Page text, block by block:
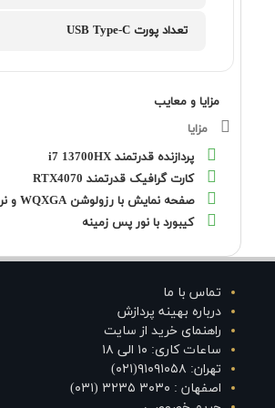
تعداد پورت USB Type-C
مزایا و معایب
مزایا
پردازنده قدرتمند i7 13700HX
کارت گرافیک قدرتمند RTX4070
صفحه نمایش با رزولوشن WQXGA و نرخ نوسازی 165Hz
کیبورد با نور پس زمینه
تماس با ما
درباره بهینه پردازش
راهنمای خرید از سایت
ساعات کاری: ۱۰ الی ۱۸
تهران: ۹۱۰۹۱۰۵۸(۰۲۱)
اصفهان : ۳۰۳۰ ۳۲۳۵ (۰۳۱)